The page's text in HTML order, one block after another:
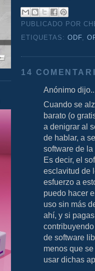
PUBLICADO POR
ETIQUETAS:ODF,
14
Anónimo
Cuando se
barato (o
a denigrar al
de hablar, a
software de
Es decir, el
esclavitud de
esfuerzo a
puedo hacer
uso sin más
ahí, y si
de software
menos que
usar dichas